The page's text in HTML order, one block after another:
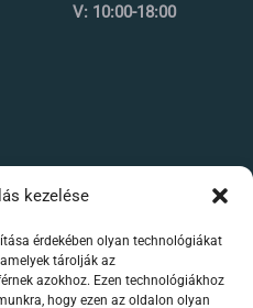
kezelése
érdekében olyan technológiákat
tárolják az
azokhoz. Ezen technológiákhoz
hogy ezen az oldalon olyan
V: 10:00-18:00